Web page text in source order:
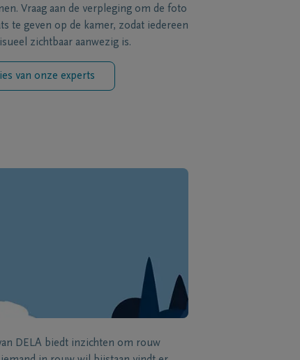
Vraag aan de verpleging om de foto
te geven op de kamer, zodat iedereen
zichtbaar aanwezig is.
van onze experts
DELA biedt inzichten om rouw